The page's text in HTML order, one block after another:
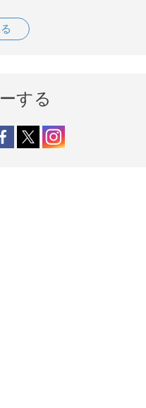
する
LinkedIn
on YouTube
us on Facebook
Follow us on X (formerly
Follow us on